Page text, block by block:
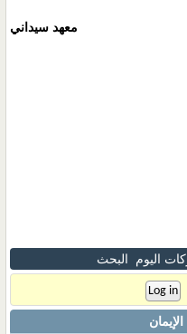
معهد سيداني
اليوم البحث